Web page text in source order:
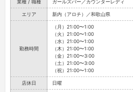
業種 / 職種 ガールズバー／カウンターレディ
エリア 新内（アロチ）／和歌山県
勤務時間
（月）21:00〜1:00
（火）21:00〜1:00
（水）21:00〜1:00
（木）21:00〜1:00
（金）21:00〜3:00
（土）21:00〜3:00
（祝）21:00〜1:00
店休日 日曜